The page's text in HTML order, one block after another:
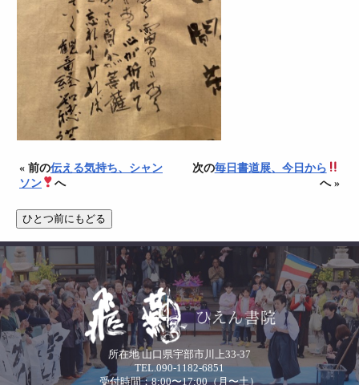
« 前の伝える気持ち、シャン
ソン
へ
次の毎日書道展、今日から
へ »
所在地 山口県宇部市川上33-37
TEL.090-1182-6851
受付時間：8:00〜17:00（月〜土）